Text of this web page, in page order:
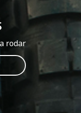
rodar